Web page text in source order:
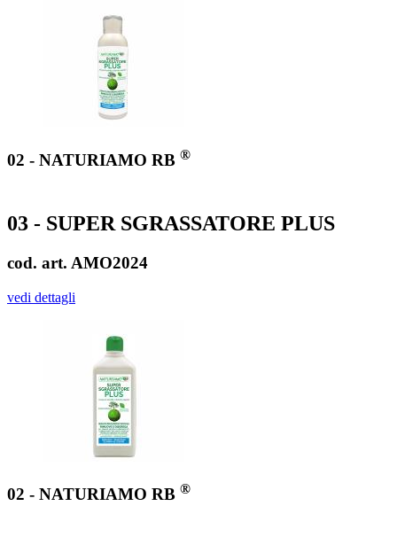
02 - NATURIAMO RB ®
03 - SUPER SGRASSATORE PLUS
cod. art. AMO2024
vedi dettagli
02 - NATURIAMO RB ®